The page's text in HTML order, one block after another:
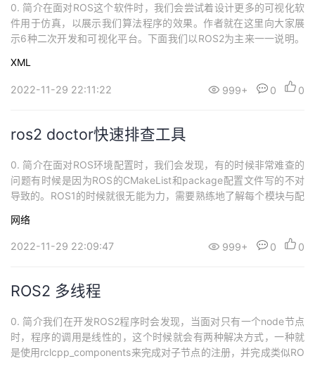
0. 简介在面对ROS这个软件时，我们会尝试着设计更多的可视化软
件用于仿真，以展示我们算法程序的效果。作者就在这里向大家展
示6种二次开发和可视化平台。下面我们以ROS2为主来一一说明。
使用，具体使用方法也和ROS1类似，这里之前写过一篇ros1 如何开
发rviz plugin插件的文章，这里就不展开叙述了。下图为小米...
XML
2022-11-29 22:11:22 999+ 0 0
ros2 doctor快速排查工具
0. 简介在面对ROS环境配置时，我们会发现，有的时候非常难查的
问题有时候是因为ROS的CMakeList和package配置文件写的不对
导致的。ROS1的时候就很无能为力，需要熟练地了解每个模块与配
版本，网络，环境，运行系统等等的工具ros2 doctor。ros2 doctor
仅在Eloquent及更高的版本中可以使用。...
网络
2022-11-29 22:09:47 999+ 0 0
ROS2 多线程
0. 简介我们在开发ROS2程序时会发现，当面对只有一个node节点
时，程序的调用是线性的，这个时候就会有两种解决方式，一种就
是使用rclcpp_components来完成对子节点的注册，并完成类似RO